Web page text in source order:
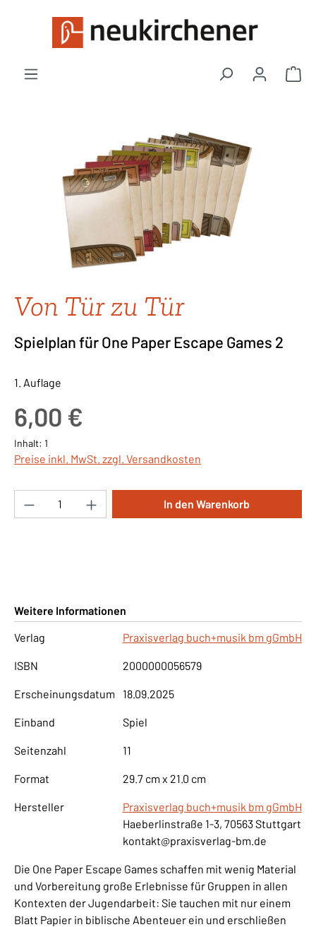
Zum Hauptinhalt springen
Von Tür zu Tür
Spielplan für One Paper Escape Games 2
1. Auflage
6,00 €
Inhalt: 1
Preise inkl. MwSt. zzgl. Versandkosten
Produkt Anzahl: Gib den gewünschten
In den Warenkorb
Weitere Informationen
Verlag
Praxisverlag buch+musik bm gGmbH
ISBN 2000000056579
Erscheinungsdatum 18.09.2025
Einband Spiel
Seitenzahl 11
Format 29.7 cm x 21.0 cm
Hersteller
Praxisverlag buch+musik bm gGmbH
Haeberlinstraße 1-3, 70563 Stuttgart
kontakt@praxisverlag-bm.de
Die One Paper Escape Games schaffen mit wenig Material
und Vorbereitung große Erlebnisse für Gruppen in allen
Kontexten der Jugendarbeit: Sie tauchen mit nur einem
Blatt Papier in biblische Abenteuer ein und erschließen